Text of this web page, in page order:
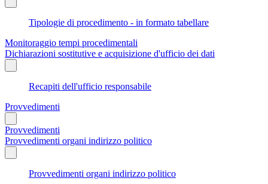
Tipologie di procedimento - in formato tabellare
Monitoraggio tempi procedimentali
Dichiarazioni sostitutive e acquisizione d'ufficio dei dati
Recapiti dell'ufficio responsabile
Provvedimenti
Provvedimenti
Provvedimenti organi indirizzo politico
Provvedimenti organi indirizzo politico